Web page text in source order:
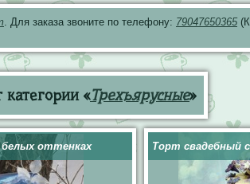
. Для заказа звоните по телефону: 79047650365
категории «Трехъярусные»
оттенках Торт свадебный